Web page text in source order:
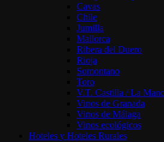
Cavas
Chile
Jumilla
Mallorca
Ribera del Duero
Rioja
Somontano
Toro
V.T. Castilla / La
Vinos de Granada
Vinos de Málaga
Vinos ecológicos
Hoteles y Hoteles Rurales